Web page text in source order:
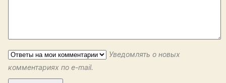
Уведомлять о новых
комментариях по e-mail.